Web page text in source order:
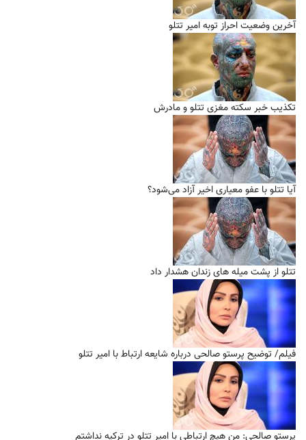
آخرین وضعیت احراز توبه امیر تتلو
تکذیب خبر سکته مغزی تتلو و مادرش
آیا تتلو با عفو معیاری اخیر آزاد می‌شود؟
تتلو از پشت میله‌ های زندان هشدار داد
فیلم/ توضیح پرستو صالحی درباره شایعه ارتباط با امیر تتلو
پرستو صالحی: من هیچ ارتباطی با امیر تتلو در ترکیه نداشتم